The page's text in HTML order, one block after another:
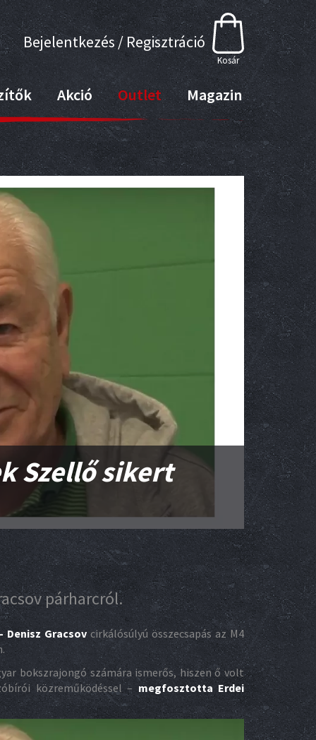
Bejelentkezés / Regisztráció
Kosár
Akció Outlet Magazin
Szellő sikert
párharcról.
Denisz Gracsov cirkálósúlyú összecsapás az M4
bokszrajongó számára ismerős, hiszen ő volt
közreműködéssel – megfosztotta Erdei